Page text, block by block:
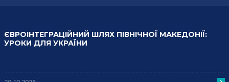
ЄВРОІНТЕГРАЦІЙНИЙ ШЛЯХ ПІВНІЧНОЇ МАКЕДОНІЇ:
УРОКИ ДЛЯ УКРАЇНИ